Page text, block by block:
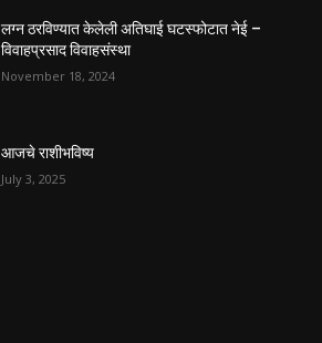
लग्न ठरविण्यात केलेली अतिघाई घटस्फोटात नेई –
विवाहप्रसाद विवाहसंस्था
November 18, 2024
आजचे राशीभविष्य
July 3, 2025